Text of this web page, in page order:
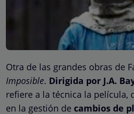
Otra de las grandes obras de
Imposible. Dirigida por J.A.
refiere a la técnica la película,
en la gestión de cambios de